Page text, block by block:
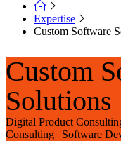
Expertise
Custom Software
Custom
Solutions
Digital Product
Consulting | Software